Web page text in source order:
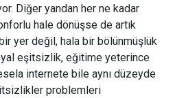
Diğer yandan her ne kadar
hale dönüşse de artık
yer değil, hala bir bölünmüşlük
eşitsizlik, eğitime yeterince
internete bile aynı düzeyde
problemleri